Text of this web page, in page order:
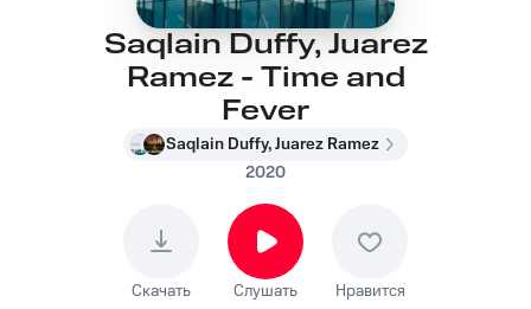
Saqlain Duffy, Juarez
Ramez - Time and
Fever
Saqlain Duffy, Juarez Ramez
2020
Скачать Слушать Нравится